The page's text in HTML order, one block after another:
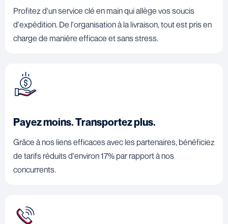
Profitez d'un service clé en main qui allège vos soucis
d'expédition. De l'organisation à la livraison, tout est pris en
charge de manière efficace et sans stress.
Payez moins. Transportez plus.
Grâce à nos liens efficaces avec les partenaires, bénéficiez
de tarifs réduits d'environ 17% par rapport à nos
concurrents.